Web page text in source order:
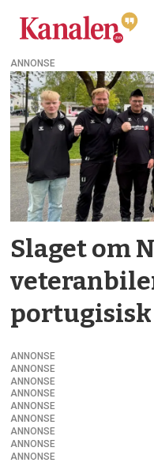
Tag:
joel
santos
ANNONSE
Slaget om
ANNONSE
ANNONSE
ANNONSE
ANNONSE
ANNONSE
ANNONSE
ANNONSE
ANNONSE
ANNONSE